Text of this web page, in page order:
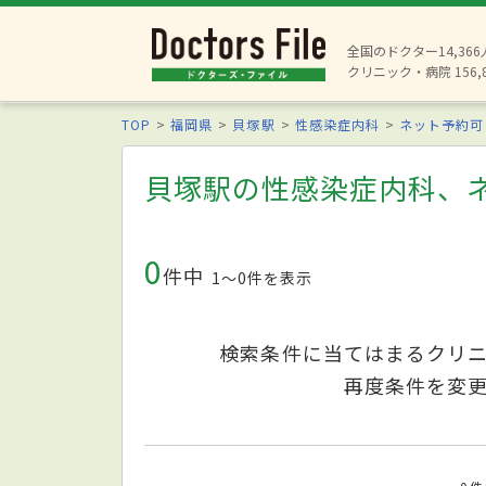
全国のドクター14,366
クリニック・病院
TOP 福岡県 貝塚駅 性感染症内科 ネット予約可
貝塚駅の性感染症内科、
0件中 1〜0件を表示
検索条件に当てはまるクリ
再度条件を変